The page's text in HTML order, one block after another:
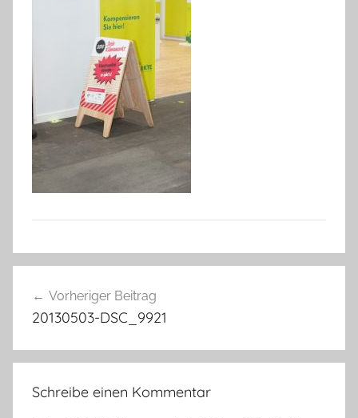
Vorheriger Beitrag
20130503-DSC_9921
Schreibe einen Kommentar